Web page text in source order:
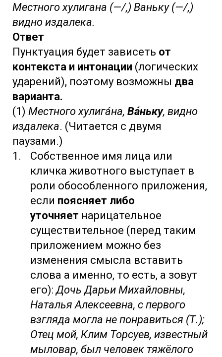
Местного хулигана (—/,) Ваньку (—/,)
видно издалека.
Ответ
Пунктуация будет зависеть от
контекста и интонации (логических
ударений), поэтому возможны два
варианта.
(1) Местного хулигáна, Вáньку, видно
издалека. (Читается с двумя
паузами.)
Собственное имя лица или
кличка животного выступает в
роли обособленного приложения,
если поясняет либо
уточняет нарицательное
существительное (перед таким
приложением можно без
изменения смысла вставить
слова а именно, то есть, а зовут
его):Дочь Дарьи Михайловны,
Наталья Алексеевна, с первого
взгляда могла не понравиться (Т.);
Отец мой, Клим Торсуев, известный
мыловар, был человек тяжёлого